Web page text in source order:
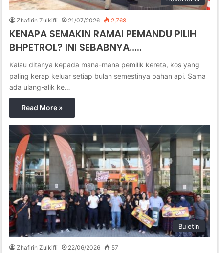
Zhafirin Zulkifli 21/07/2026 2,768
KENAPA SEMAKIN RAMAI PEMANDU PILIH
BHPETROL? INI SEBABNYA…..
Kalau ditanya kepada mana-mana pemilik kereta, kos yang
paling kerap keluar setiap bulan semestinya bahan api. Sama
ada ulang-alik ke…
Read More »
Buletin
Zhafirin Zulkifli 22/06/2026 57